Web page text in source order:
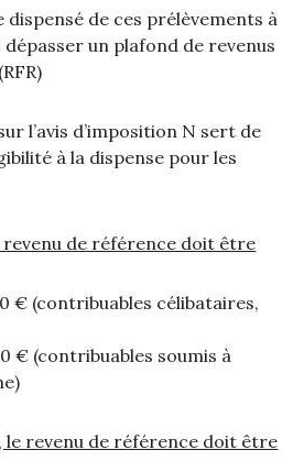
dispensé de ces prélèvements à
un plafond de revenus
l’avis d’imposition N sert de
à la dispense pour les
de référence doit être
€ (contribuables célibataires,
€ (contribuables soumis à
le revenu de référence doit être